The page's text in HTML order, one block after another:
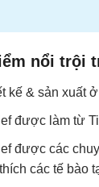
nổi trội
kế & sản xuất
được làm từ
được các
các tế bào